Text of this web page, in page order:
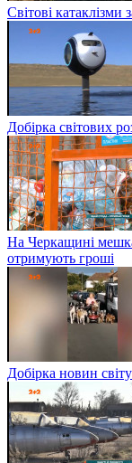
Світові катаклізми
Добірка світових
На Черкащині
отримують гроші
Добірка новин